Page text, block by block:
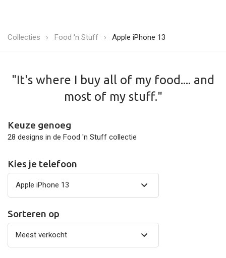
Collecties Food 'n Stuff Apple iPhone 13
"It's where I buy all of my food.... and
most of my stuff."
Keuze genoeg
28 designs in de Food 'n Stuff collectie
Kies je telefoon
Sorteren op